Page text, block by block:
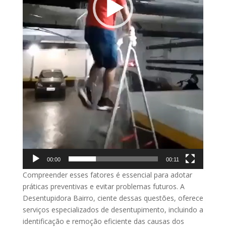
00:00 00:11
Compreender esses fatores é essencial para adotar
práticas preventivas e evitar problemas futuros. A
Desentupidora Bairro, ciente dessas questões, oferece
serviços especializados de desentupimento, incluindo a
identificação e remoção eficiente das causas dos